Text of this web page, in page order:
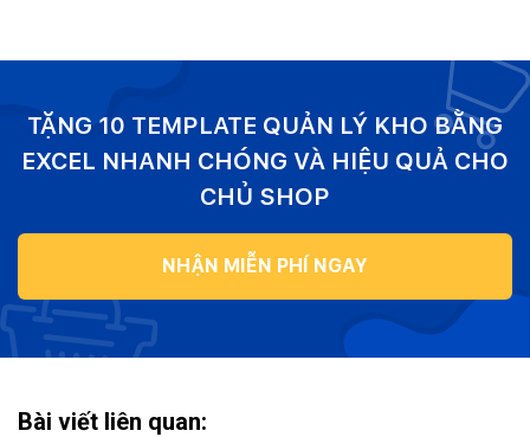
TẶNG 10 TEMPLATE QUẢN LÝ KHO BẰNG
EXCEL NHANH CHÓNG VÀ HIỆU QUẢ CHO
CHỦ SHOP
NHẬN MIỄN PHÍ NGAY
Bài viết liên quan: